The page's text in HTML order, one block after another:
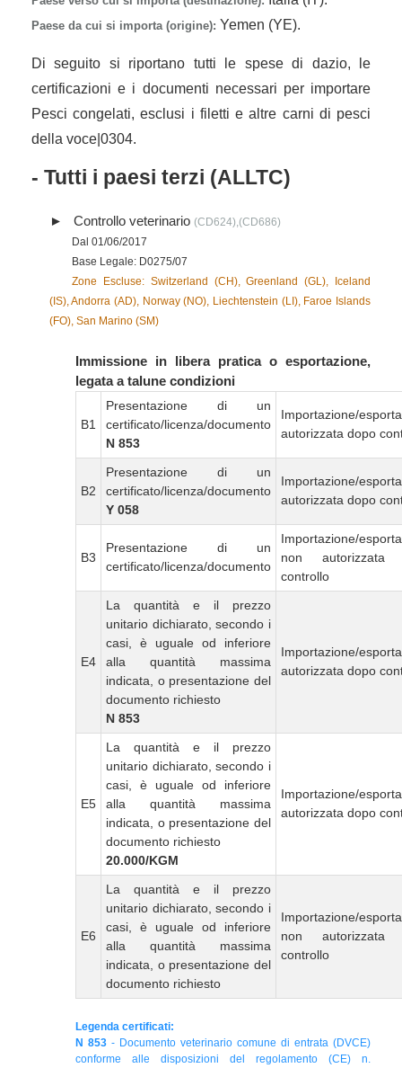
Paese da cui si importa (origine): Yemen (YE).
Di seguito si riportano tutti le spese di dazio, le
certificazioni e i documenti necessari per importare
Pesci congelati, esclusi i filetti e altre carni di pesci
della voce|0304.
- Tutti i paesi terzi (ALLTC)
Controllo veterinario (CD624),(CD686)
Dal 01/06/2017
Base Legale: D0275/07
Zone Escluse: Switzerland (CH), Greenland (GL), Iceland
(IS), Andorra (AD), Norway (NO), Liechtenstein (LI), Faroe Islands
(FO), San Marino (SM)
Immissione in libera pratica o esportazione,
legata a talune condizioni
B1
Presentazione di un
certificato/licenza/documento
N 853
Importazione/
autorizzata dopo
B2
Presentazione di un
certificato/licenza/documento
Y 058
Importazione/
autorizzata dopo
B3
Presentazione di un
certificato/licenza/documento
Importazione/
non autorizzata
controllo
E4
La quantità e il prezzo
unitario dichiarato, secondo i
casi, è uguale od inferiore
alla quantità massima
indicata, o presentazione del
documento richiesto
N 853
Importazione/
autorizzata dopo
E5
La quantità e il prezzo
unitario dichiarato, secondo i
casi, è uguale od inferiore
alla quantità massima
indicata, o presentazione del
documento richiesto
20.000/KGM
Importazione/
autorizzata dopo
E6
La quantità e il prezzo
unitario dichiarato, secondo i
casi, è uguale od inferiore
alla quantità massima
indicata, o presentazione del
documento richiesto
Importazione/
non autorizzata
controllo
Legenda certificati:
N 853 - Documento veterinario comune di entrata (DVCE)
conforme alle disposizioni del regolamento (CE) n.